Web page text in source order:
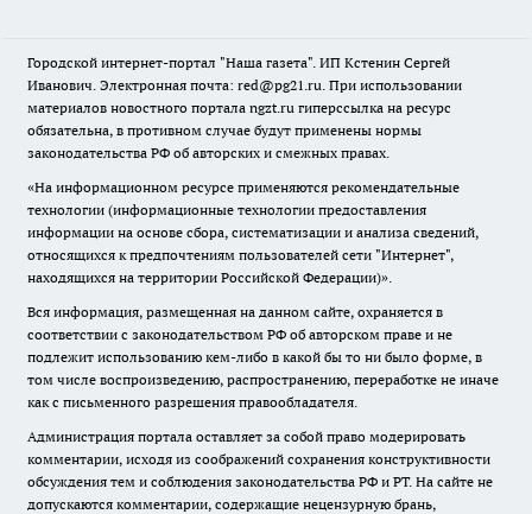
Городской интернет-портал "Наша газета". ИП Кстенин Сергей
Иванович. Электронная почта: red@pg21.ru. При использовании
материалов новостного портала ngzt.ru гиперссылка на ресурс
обязательна, в противном случае будут применены нормы
законодательства РФ об авторских и смежных правах.
«На информационном ресурсе применяются рекомендательные
технологии (информационные технологии предоставления
информации на основе сбора, систематизации и анализа сведений,
относящихся к предпочтениям пользователей сети "Интернет",
находящихся на территории Российской Федерации)».
Вся информация, размещенная на данном сайте, охраняется в
соответствии с законодательством РФ об авторском праве и не
подлежит использованию кем-либо в какой бы то ни было форме, в
том числе воспроизведению, распространению, переработке не иначе
как с письменного разрешения правообладателя.
Администрация портала оставляет за собой право модерировать
комментарии, исходя из соображений сохранения конструктивности
обсуждения тем и соблюдения законодательства РФ и РТ. На сайте не
допускаются комментарии, содержащие нецензурную брань,